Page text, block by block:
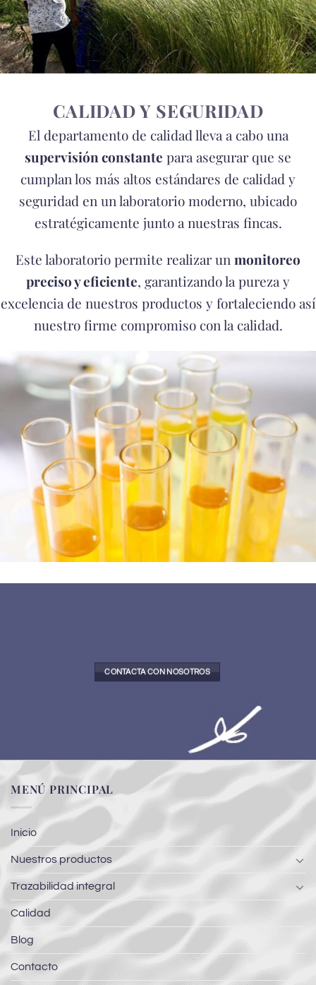
CALIDAD Y SEGURIDAD
El departamento de calidad lleva a cabo una
supervisión constante para asegurar que se
cumplan los más altos estándares de calidad y
seguridad en un laboratorio moderno, ubicado
estratégicamente junto a nuestras fincas.
Este laboratorio permite realizar unmonitoreo
preciso y eficiente, garantizando la pureza y
excelencia de nuestros productos y fortaleciendo así
nuestro firme compromiso con la calidad.
CONTACTA CON NOSOTROS
MENÚ PRINCIPAL
Inicio
Nuestros productos
Trazabilidad integral
Calidad
Blog
Contacto